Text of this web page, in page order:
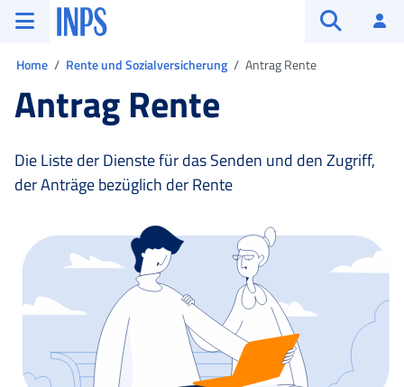
Zum Hauptmenü
Zum Hauptinhalt springen
Zu der Fußzeile
INPS ()
Home Rente und Sozialversicherung Antrag Rente
Antrag Rente
Die Liste der Dienste für das Senden und den Zugriff,
der Anträge bezüglich der Rente